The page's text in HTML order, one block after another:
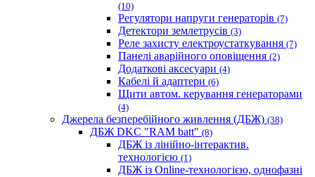
(10)
Регулятори напруги генераторів (7)
Детектори землетрусів (3)
Реле захисту електроустаткування (7)
Панелі аварійного оповіщення (2)
Додаткові аксесуари (4)
Кабелі й адаптери (6)
Щити автом. керування генераторами
(4)
Джерела безперебійного живлення (ДБЖ) (38)
ДБЖ DKC "RAM batt" (8)
ДБЖ із лінійно-інтерактив.
технологією (1)
ДБЖ із Online-технологією, однофазні